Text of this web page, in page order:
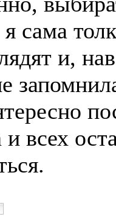
сама
и,
всех